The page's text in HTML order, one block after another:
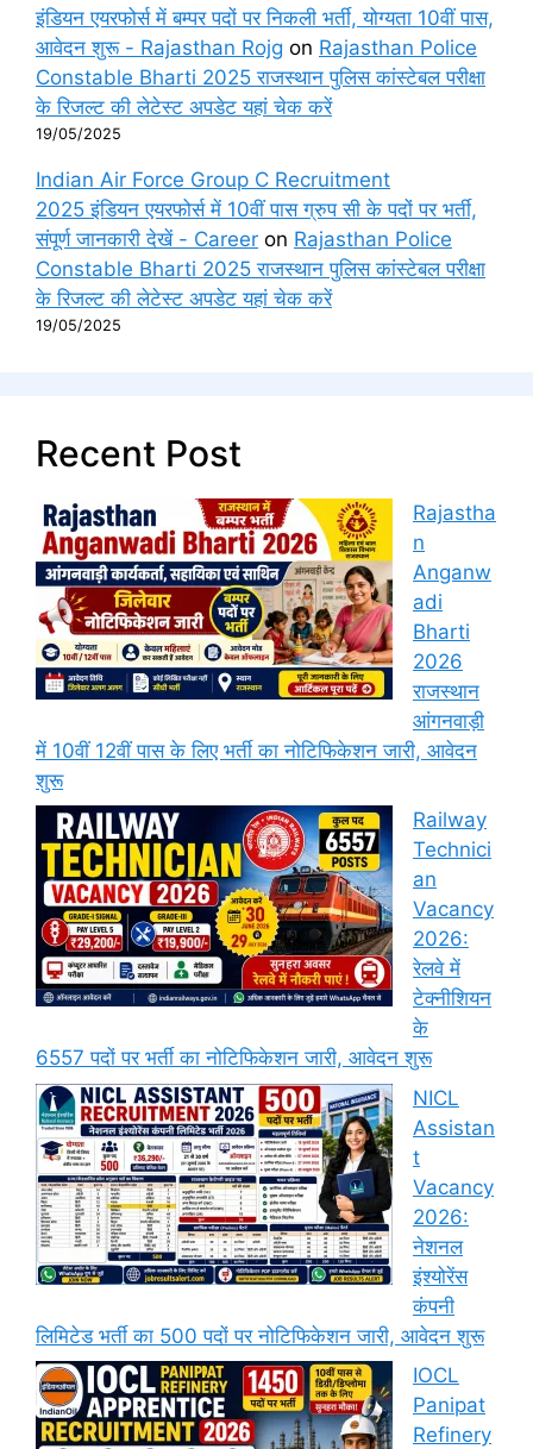
इंडियन एयरफोर्स में बम्पर पदों पर निकली भर्ती, योग्यता 10वीं पास,
आवेदन शुरू - Rajasthan Rojg on Rajasthan Police
Constable Bharti 2025 राजस्थान पुलिस कांस्टेबल परीक्षा
के रिजल्ट की लेटेस्ट अपडेट यहां चेक करें
19/05/2025
Indian Air Force Group C Recruitment
2025 इंडियन एयरफोर्स में 10वीं पास ग्रुप सी के पदों पर भर्ती,
संपूर्ण जानकारी देखें - Career on Rajasthan Police
Constable Bharti 2025 राजस्थान पुलिस कांस्टेबल परीक्षा
के रिजल्ट की लेटेस्ट अपडेट यहां चेक करें
19/05/2025
Recent Post
Rajastha
n
Anganw
adi
Bharti
2026
राजस्थान
आंगनवाड़ी
में 10वीं 12वीं पास के लिए भर्ती का नोटिफिकेशन जारी, आवेदन
शुरू
Railway
Technici
an
Vacancy
2026:
रेलवे में
टेक्नीशियन
के
6557 पदों पर भर्ती का नोटिफिकेशन जारी, आवेदन शुरू
NICL
Assistan
t
Vacancy
2026:
नेशनल
इंश्योरेंस
कंपनी
लिमिटेड भर्ती का 500 पदों पर नोटिफिकेशन जारी, आवेदन शुरू
IOCL
Panipat
Refinery